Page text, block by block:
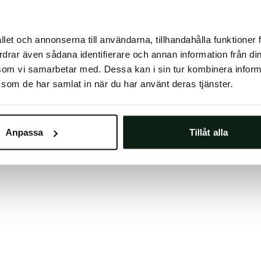
och annonserna till användarna, tillhandahålla funktioner
även sådana identifierare och annan information från
vi samarbetar med. Dessa kan i sin tur kombinera
de har samlat in när du har använt deras tjänster.
Anpassa Tillåt alla
or reopening your browser.
may also help in some cases.
for the inconvenience.